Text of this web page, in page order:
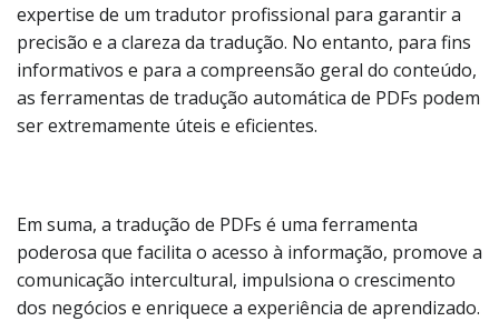
expertise de um tradutor profissional para garantir a
precisão e a clareza da tradução. No entanto, para fins
informativos e para a compreensão geral do conteúdo,
as ferramentas de tradução automática de PDFs podem
ser extremamente úteis e eficientes.
Em suma, a tradução de PDFs é uma ferramenta
poderosa que facilita o acesso à informação, promove a
comunicação intercultural, impulsiona o crescimento
dos negócios e enriquece a experiência de aprendizado.